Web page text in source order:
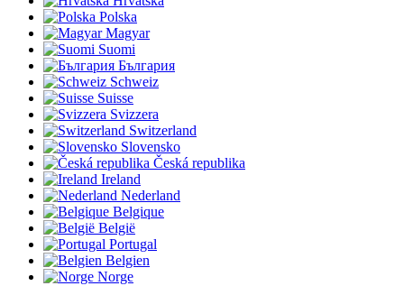
Polska
Magyar
Suomi
България
Schweiz
Suisse
Svizzera
Switzerland
Slovensko
Česká republika
Ireland
Nederland
Belgique
België
Portugal
Belgien
Norge